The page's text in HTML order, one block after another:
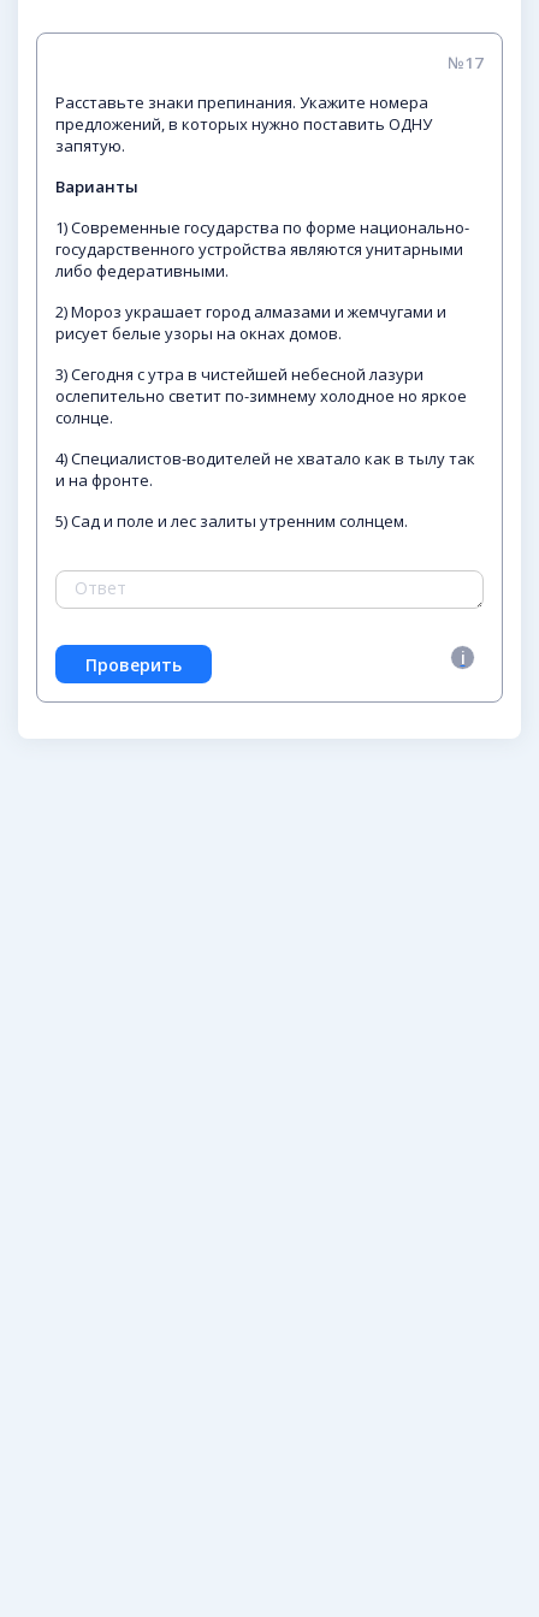
№17
Расставьте знаки препинания. Укажите номера
предложений, в которых нужно поставить ОДНУ
запятую.
Варианты
1) Современные государства по форме национально-
государственного устройства являются унитарными
либо федеративными.
2) Мороз украшает город алмазами и жемчугами и
рисует белые узоры на окнах домов.
3) Сегодня с утра в чистейшей небесной лазури
ослепительно светит по-зимнему холодное но яркое
солнце.
4) Специалистов-водителей не хватало как в тылу так
и на фронте.
5) Сад и поле и лес залиты утренним солнцем.